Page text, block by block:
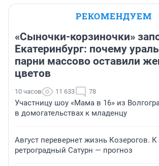
РЕКОМЕНДУЕМ
«Сыночки-корзиночки»
Екатеринбург: почему
парни массово оставили
цветов
10 часов 11 633 78
Участницу шоу «Мама в 16» из
в домогательствах к младенцу
Август перевернет жизнь Козерогов. К
ретроградный Сатурн — прогноз